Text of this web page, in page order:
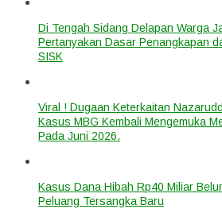
Di Tengah Sidang Delapan Warga
Pertanyakan Dasar Penangkapan
SISK
Viral ! Dugaan Keterkaitan
Kasus MBG Kembali Mengemuka
Pada Juni 2026.
Kasus Dana Hibah Rp40 Miliar
Peluang Tersangka Baru